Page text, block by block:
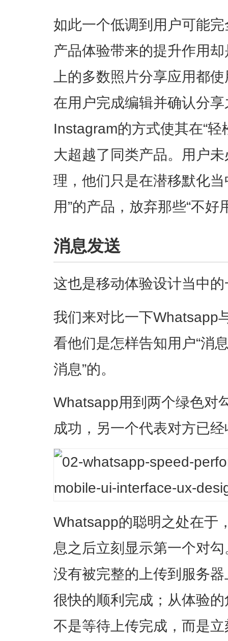
如此一个低调到用户可能
产品体验带来的提升作用
上的多数照片分享应用都
在用户完成编辑并确认分
Instagram的方式使其在“轻
大超越了同类产品。用户
理，他们只是在潜移默化
用”的产品，放弃那些“不好
消息发送
这也是移动体验设计当中的
我们来对比一下Whatsapp
看他们是怎样告知用户“消
消息”的。
Whatsapp用到两个绿色对
成功，另一个代表对方已
Whatsapp的聪明之处在于
息之后立刻显示第一个对
没有被完整的上传到服务
很快的顺利完成；从体验
不是等待上传完成，而是